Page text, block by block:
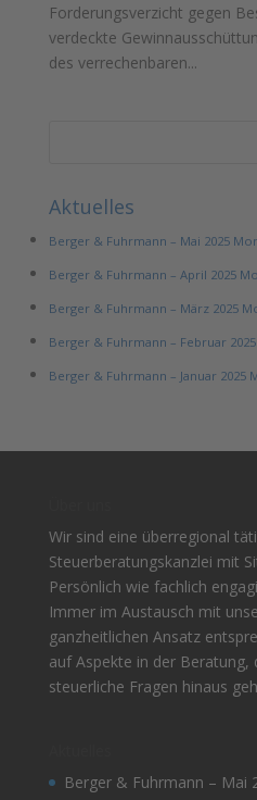
Forderungsverzicht gegen
verdeckte
des verrechenbaren...
Aktuelles
Berger & Fuhrmann – Mai 2025
Berger & Fuhrmann – April 2025
Berger & Fuhrmann – März 2025
Berger & Fuhrmann – Februar
Berger & Fuhrmann – Januar 2025
Wir sind eine überregional
Steuerberatungskanzlei mit
Persönlich wie fachlich
Immer im Austausch mit
ganzheitlichen Ansatz
auf Aspekte in der Beratung,
steuerliche Fragen hinaus
Berger & Fuhrmann –